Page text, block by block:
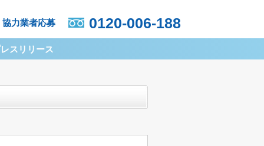
協力業者応募 0120-006-188
スリリース